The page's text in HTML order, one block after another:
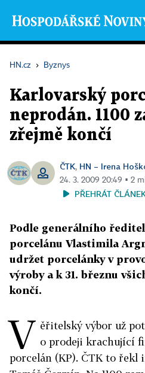
HN.cz › Byznys
Karlovarský
neprodán. 1100
zřejmě končí
ČTK, HN – Irena
24. 3. 2009 20:49 ▪ 2
PŘEHRÁT
Podle generálního
porcelánu Vlastimila
udržet porcelánky v
výroby a k 31. březnu
končí.
V ěřitelský výbor už
o prodeji krachující
porcelán (KP). ČTK to řekl